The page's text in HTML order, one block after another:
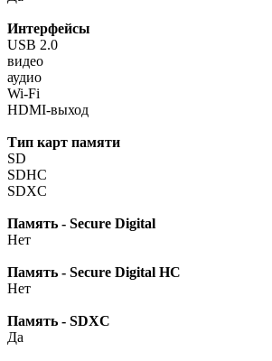
Интерфейсы
USB 2.0
видео
аудио
Wi-Fi
HDMI-выход
Тип карт памяти
SD
SDHC
SDXC
Память - Secure Digital
Нет
Память - Secure Digital HC
Нет
Память - SDXC
Да